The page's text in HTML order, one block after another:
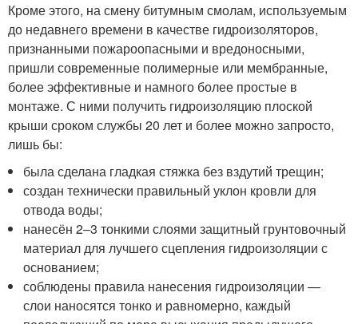
Кроме этого, на смену битумным смолам, используемым
до недавнего времени в качестве гидроизоляторов,
признанными пожароопасными и вредоносными,
пришли современные полимерные или мембранные,
более эффективные и намного более простые в
монтаже. С ними получить гидроизоляцию плоской
крыши сроком службы 20 лет и более можно запросто,
лишь бы:
была сделана гладкая стяжка без вздутий трещин;
создан технически правильный уклон кровли для
отвода воды;
нанесён 2–3 тонкими слоями защитный грунтовочный
материал для лучшего сцепления гидроизоляции с
основанием;
соблюдены правила нанесения гидроизоляции —
слои наносятся тонко и равномерно, каждый